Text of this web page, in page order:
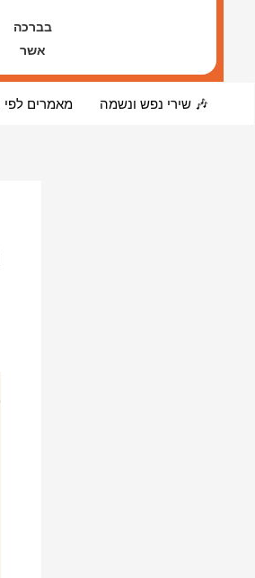
בברכה
אשר
🎶 שירי נפש ונשמה מאמרים לפי